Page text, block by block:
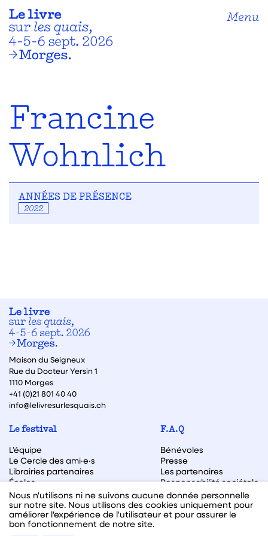
Menu
Francine
Wohnlich
ANNÉES DE PRÉSENCE
2022
Maison du Seigneux
Rue du Docteur Yersin 1
1110 Morges
+41 (0)21 801 40 40
info@lelivresurlesquais.ch
Le festival
L’équipe
Le Cercle des ami·e·s
Librairies partenaires
Écoles
F.A.Q
Bénévoles
Presse
Les partenaires
Responsabilité sociétale
Archive des éditions
Archive des autrices et auteurs
Nous n'utilisons ni ne suivons aucune donnée personnelle
sur notre site. Nous utilisons des cookies uniquement pour
améliorer l'expérience de l'utilisateur et pour assurer le
bon fonctionnement de notre site.